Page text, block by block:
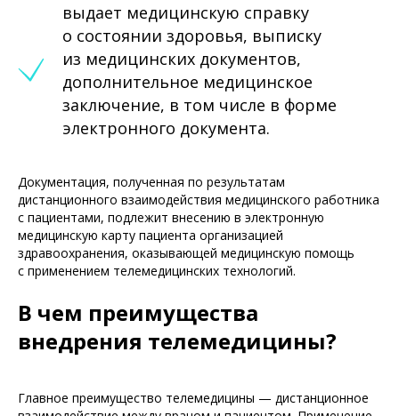
выдает медицинскую справку
о состоянии здоровья, выписку
из медицинских документов,
дополнительное медицинское
заключение, в том числе в форме
электронного документа.
Документация, полученная по результатам
дистанционного взаимодействия медицинского работника
с пациентами, подлежит внесению в электронную
медицинскую карту пациента организацией
здравоохранения, оказывающей медицинскую помощь
с применением телемедицинских технологий.
В чем преимущества
внедрения телемедицины?
Главное преимущество телемедицины — дистанционное